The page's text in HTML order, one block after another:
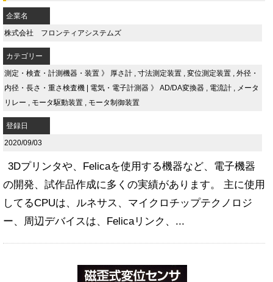
企業名
株式会社 フロンティアシステムズ
カテゴリー
測定・検査・計測機器・装置 》 厚さ計 , 寸法測定装置 , 変位測定装置 , 外径・
内径・長さ・重さ検査機
電気・電子計測器 》 AD/DA変換器 , 電流計 , メータ
リレー , モータ駆動装置 , モータ制御装置
登録日
2020/09/03
3Dプリンタや、Felicaを使用する機器など、電子機器
の開発、試作品作成に多くの実績があります。 主に使用
してるCPUは、ルネサス、マイクロチップテクノロジ
ー、周辺デバイスは、Felicaリンク、...